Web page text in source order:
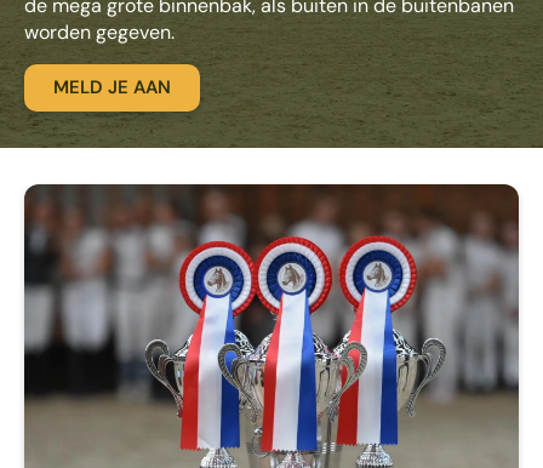
de mega grote binnenbak, als buiten in de buitenbanen
worden gegeven.
MELD JE AAN